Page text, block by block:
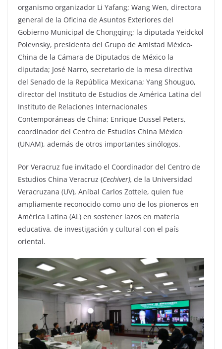
organismo organizador Li Yafang; Wang Wen, directora
general de la Oficina de Asuntos Exteriores del
Gobierno Municipal de Chongqing; la diputada Yeidckol
Polevnsky, presidenta del Grupo de Amistad México-
China de la Cámara de Diputados de México la
diputada; José Narro, secretario de la mesa directiva
del Senado de la República Mexicana; Yang Shouguo,
director del Instituto de Estudios de América Latina del
Instituto de Relaciones Internacionales
Contemporáneas de China; Enrique Dussel Peters,
coordinador del Centro de Estudios China México
(UNAM), además de otros importantes sinólogos.
Por Veracruz fue invitado el Coordinador del Centro de
Estudios China Veracruz (Cechiver), de la Universidad
Veracruzana (UV), Aníbal Carlos Zottele, quien fue
ampliamente reconocido como uno de los pioneros en
América Latina (AL) en sostener lazos en materia
educativa, de investigación y cultural con el país
oriental.